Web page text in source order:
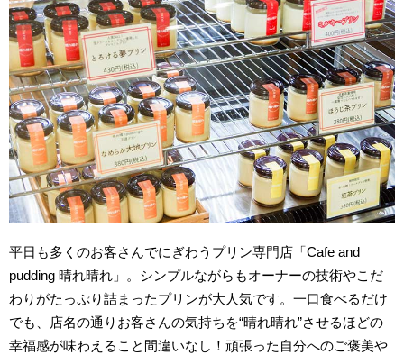
平日も多くのお客さんでにぎわうプリン専門店「Cafe and
pudding 晴れ晴れ」。シンプルながらもオーナーの技術やこだ
わりがたっぷり詰まったプリンが大人気です。一口食べるだけ
でも、店名の通りお客さんの気持ちを“晴れ晴れ”させるほどの
幸福感が味わえること間違いなし！頑張った自分へのご褒美や